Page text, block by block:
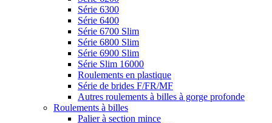
Série 6300
Série 6400
Série 6700 Slim
Série 6800 Slim
Série 6900 Slim
Série Slim 16000
Roulements en plastique
Série de brides F/FR/MF
Autres roulements à billes à gorge profonde
Roulements à billes
Palier à section mince